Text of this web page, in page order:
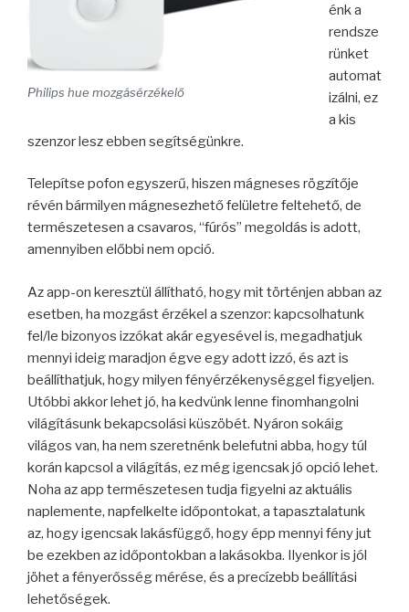
Philips hue mozgásérzékelő
énk a
rendsze
rünket
automat
izálni, ez
a kis
szenzor lesz ebben segítségünkre.
Telepítse pofon egyszerű, hiszen mágneses rögzítője
révén bármilyen mágnesezhető felületre feltehető, de
természetesen a csavaros, “fúrós” megoldás is adott,
amennyiben előbbi nem opció.
Az app-on keresztül állítható, hogy mit történjen abban az
esetben, ha mozgást érzékel a szenzor: kapcsolhatunk
fel/le bizonyos izzókat akár egyesével is, megadhatjuk
mennyi ideig maradjon égve egy adott izzó, és azt is
beállíthatjuk, hogy milyen fényérzékenységgel figyeljen.
Utóbbi akkor lehet jó, ha kedvünk lenne finomhangolni
világításunk bekapcsolási küszöbét. Nyáron sokáig
világos van, ha nem szeretnénk belefutni abba, hogy túl
korán kapcsol a világítás, ez még igencsak jó opció lehet.
Noha az app természetesen tudja figyelni az aktuális
naplemente, napfelkelte időpontokat, a tapasztalatunk
az, hogy igencsak lakásfüggő, hogy épp mennyi fény jut
be ezekben az időpontokban a lakásokba. Ilyenkor is jól
jöhet a fényerősség mérése, és a precízebb beállítási
lehetőségek.